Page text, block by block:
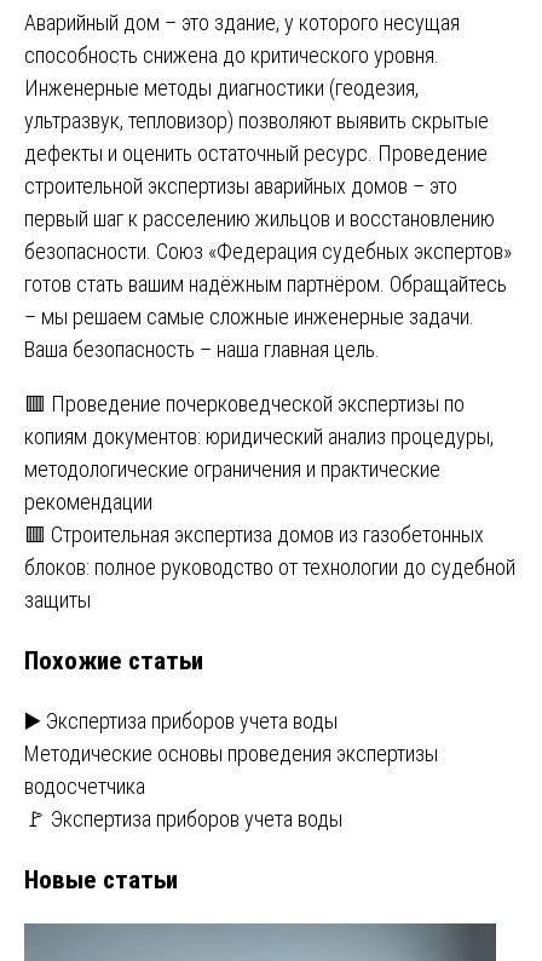
Аварийный дом – это здание, у которого несущая
способность снижена до критического уровня.
Инженерные методы диагностики (геодезия,
ультразвук, тепловизор) позволяют выявить скрытые
дефекты и оценить остаточный ресурс. Проведение
строительной экспертизы аварийных домов – это
первый шаг к расселению жильцов и восстановлению
безопасности. Союз «Федерация судебных экспертов»
готов стать вашим надёжным партнёром. Обращайтесь
– мы решаем самые сложные инженерные задачи.
Ваша безопасность – наша главная цель.
Навигация
по
записям
🟥 Проведение почерковедческой экспертизы по
копиям документов: юридический анализ процедуры,
методологические ограничения и практические
рекомендации
🟥 Строительная экспертиза домов из газобетонных
блоков: полное руководство от технологии до судебной
защиты
Похожие статьи
▶️ Экспертиза приборов учета воды
Методические основы проведения экспертизы
водосчетчика
🚩 Экспертиза приборов учета воды
Новые статьи